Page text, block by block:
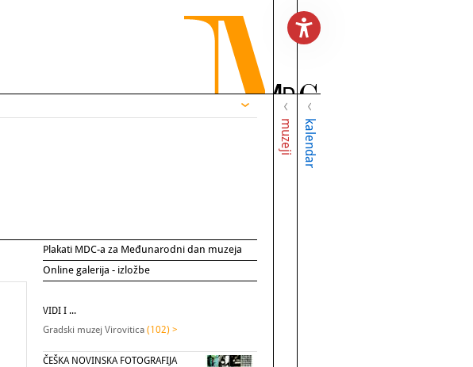
muzeji kalendar
Plakati MDC-a za Međunarodni dan muzeja
Online galerija - izložbe
VIDI I ...
Gradski muzej Virovitica (102) >
ČEŠKA NOVINSKA FOTOGRAFIJA